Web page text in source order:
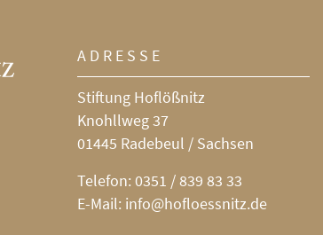
ADRESSE
Stiftung Hoflößnitz
Knohllweg 37
01445 Radebeul / Sachsen
Telefon: 0351 / 839 83 33
E-Mail: info@hofloessnitz.de